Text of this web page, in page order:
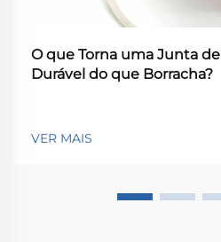
O que Torna uma Junta
Durável do que Borracha?
VER MAIS